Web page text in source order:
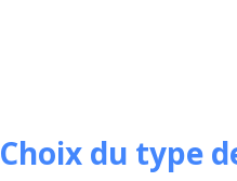
Choix du type